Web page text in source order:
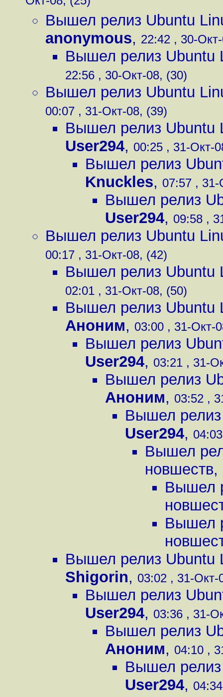
Вышел релиз Ubuntu
anonymous, 22:42 , 30-
Вышел релиз Ubuntu
22:56 , 30-Окт-08, (30)
Вышел релиз Ubuntu
00:07 , 31-Окт-08, (39)
Вышел релиз Ubuntu
User294, 00:25 , 31-Окт-
Вышел релиз
Knuckles, 07:57 ,
Вышел релиз
User294, 09:58 ,
Вышел релиз Ubuntu
00:17 , 31-Окт-08, (42)
Вышел релиз Ubuntu
02:01 , 31-Окт-08, (50)
Вышел релиз Ubuntu
Аноним, 03:00 , 31-Окт-
Вышел релиз
User294, 03:21 , 31-
Вышел релиз
Аноним, 03:52 ,
Вышел
User294,
Вышел
новшеств,
Вышел
Вышел
Вышел релиз Ubuntu
Shigorin, 03:02 , 31-Окт-
Вышел релиз
User294, 03:36 , 31-
Вышел релиз
Аноним, 04:10 ,
Вышел
User294,